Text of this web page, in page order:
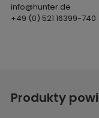
info@hunter.de
+49 (0) 521 16399-740
Produkty